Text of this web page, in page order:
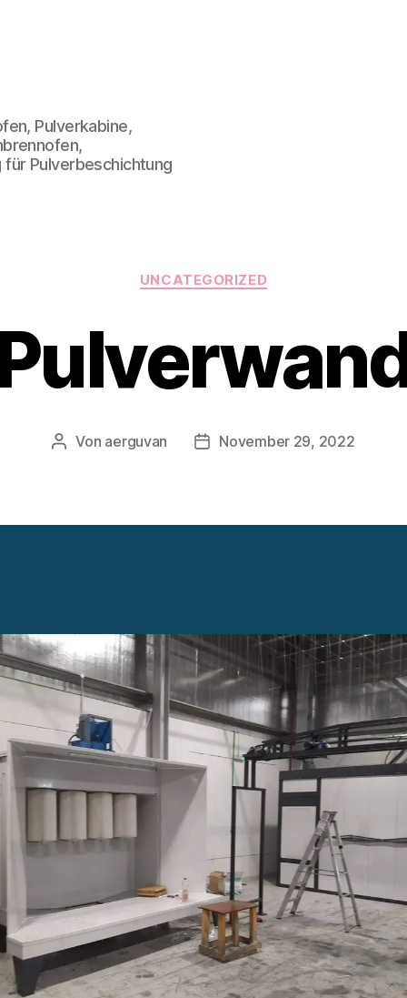
Pulverkabine,
für Pulverbeschichtung
Kategorien
UNCATEGORIZED
Beitragsautor
Von aerguvan Veröffentlichungsdatum
November 29, 2022